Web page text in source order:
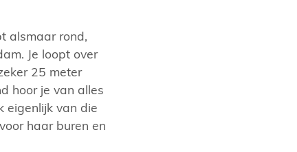
alsmaar rond,
Je loopt over
25 meter
hoor je van alles
eigenlijk van die
haar buren en